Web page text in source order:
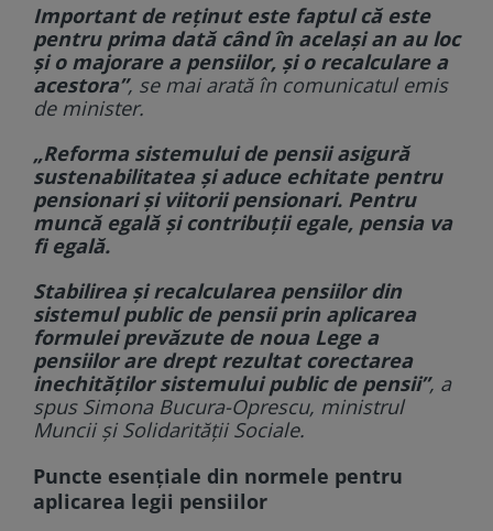
Important de reținut este faptul că este
pentru prima dată când în același an au loc
și o majorare a pensiilor, și o recalculare a
acestora”, se mai arată în comunicatul emis
de minister.
„Reforma sistemului de pensii asigură
sustenabilitatea și aduce echitate pentru
pensionari și viitorii pensionari. Pentru
muncă egală și contribuții egale, pensia va
fi egală.
Stabilirea și recalcularea pensiilor din
sistemul public de pensii prin aplicarea
formulei prevăzute de noua Lege a
pensiilor are drept rezultat corectarea
inechităților sistemului public de pensii”, a
spus Simona Bucura-Oprescu, ministrul
Muncii și Solidarității Sociale.
Puncte esenţiale din normele pentru
aplicarea legii pensiilor